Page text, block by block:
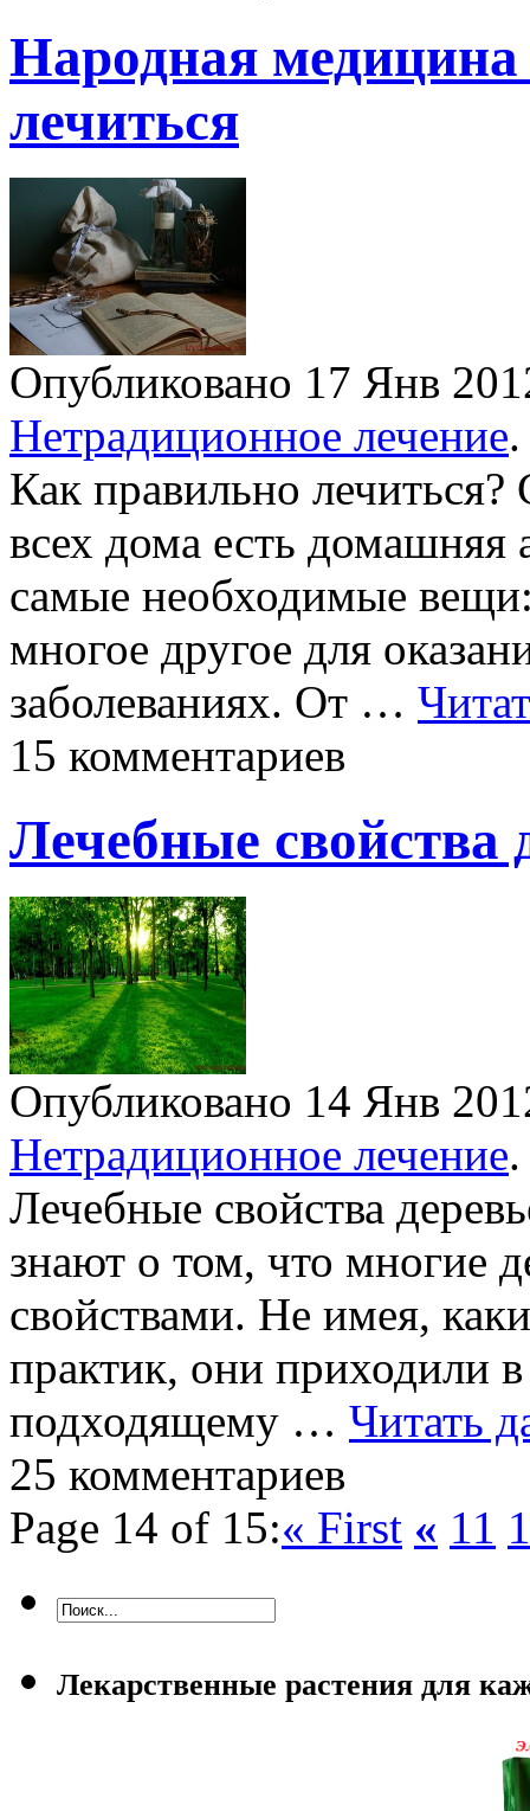
Народная
лечиться
Опубликовано 17 Янв
Нетрадиционное лечение.
Как правильно
всех дома есть домашняя
самые необходимые
многое другое для
заболеваниях. От …
15 комментариев
Лечебные свойства
Опубликовано 14 Янв
Нетрадиционное лечение.
Лечебные свойства
знают о том, что многие
свойствами. Не имея,
практик, они приходили
подходящему … Читать
25 комментариев
Page 14 of 15:« First « 11
Лекарственные растения для